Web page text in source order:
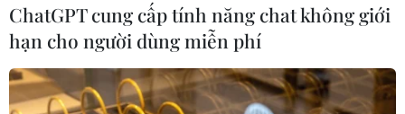
ChatGPT cung cấp tính năng chat không giới
hạn cho người dùng miễn phí